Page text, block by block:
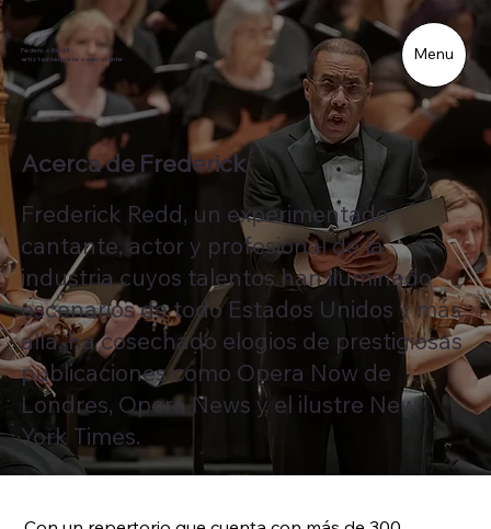
Federico Redd
artista intérprete o ejecutante
Menu
Acerca de Frederick
Frederick Redd, un experimentado
cantante, actor y profesional de la
industria cuyos talentos han iluminado
escenarios de todo Estados Unidos y más
allá, ha cosechado elogios de prestigiosas
publicaciones como Opera Now de
Londres, Opera News y el ilustre New
York Times.